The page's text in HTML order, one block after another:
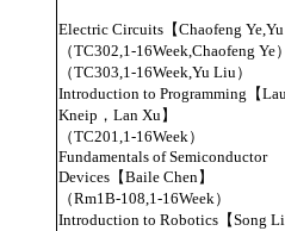
Electric Circuits【Chaofeng
（TC302,1-16Week,Chaofeng Ye
（TC303,1-16Week,Yu Liu）
Introduction to Programming【
Kneip，Lan Xu】
（TC201,1-16Week）
Fundamentals of Semiconductor
Devices【Baile Chen】
（Rm1B-108,1-16Week）
Introduction to Robotics【Song